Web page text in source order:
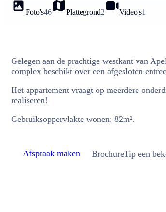
Foto's46 Plattegrond2 Video's1
Gelegen aan de prachtige westkant van
complex beschikt over een afgesloten
Het appartement vraagt op meerdere
realiseren!
Gebruiksoppervlakte wonen: 82m².
Afspraak maken BrochureTip een